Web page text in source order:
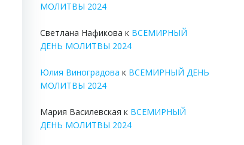
МОЛИТВЫ 2024
Светлана Нафикова к ВСЕМИРНЫЙ
ДЕНЬ МОЛИТВЫ 2024
Юлия Виноградова к ВСЕМИРНЫЙ ДЕНЬ
МОЛИТВЫ 2024
Мария Василевская к ВСЕМИРНЫЙ
ДЕНЬ МОЛИТВЫ 2024